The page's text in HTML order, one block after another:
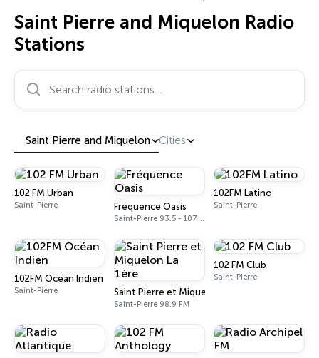
Saint Pierre and Miquelon Radio
Stations
Search radio stations…
Saint Pierre and Miquelon Cities
102 FM Urban
Saint-Pierre Fréquence Oasis
Saint-Pierre 93.5 - 107.2 FM
102FM Latino
Saint-Pierre
102FM Océan Indien
Saint-Pierre Saint Pierre et Miquelon La 1ère
Saint-Pierre 98.9 FM
102 FM Club
Saint-Pierre